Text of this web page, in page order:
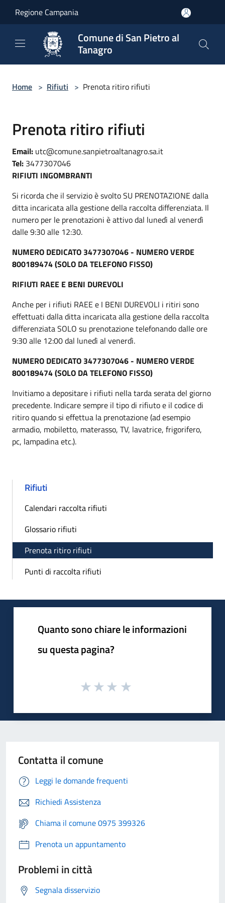
Regione Campania
Comune di San Pietro al
Tanagro
Home > Rifiuti > Prenota ritiro rifiuti
Prenota ritiro rifiuti
Email: utc@comune.sanpietroaltanagro.sa.it
Tel: 3477307046
RIFIUTI INGOMBRANTI
Si ricorda che il servizio è svolto SU PRENOTAZIONE dalla
ditta incaricata alla gestione della raccolta differenziata. Il
numero per le prenotazioni è attivo dal lunedì al venerdì
dalle 9:30 alle 12:30.
NUMERO DEDICATO 3477307046 - NUMERO VERDE
800189474 (SOLO DA TELEFONO FISSO)
RIFIUTI RAEE E BENI DUREVOLI
Anche per i rifiuti RAEE e I BENI DUREVOLI i ritiri sono
effettuati dalla ditta incaricata alla gestione della raccolta
differenziata SOLO su prenotazione telefonando dalle ore
9:30 alle 12:00 dal lunedì al venerdì.
NUMERO DEDICATO 3477307046 - NUMERO VERDE
800189474 (SOLO DA TELEFONO FISSO)
Invitiamo a depositare i rifiuti nella tarda serata del giorno
precedente. Indicare sempre il tipo di rifiuto e il codice di
ritiro quando si effettua la prenotazione (ad esempio
armadio, mobiletto, materasso, TV, lavatrice, frigorifero,
pc, lampadina etc.).
Rifiuti
Calendari raccolta rifiuti
Glossario rifiuti
Prenota ritiro rifiuti
Punti di raccolta rifiuti
Quanto sono chiare le informazioni
su questa pagina?
Contatta il comune
Leggi le domande frequenti
Richiedi Assistenza
Chiama il comune 0975 399326
Prenota un appuntamento
Problemi in città
Segnala disservizio